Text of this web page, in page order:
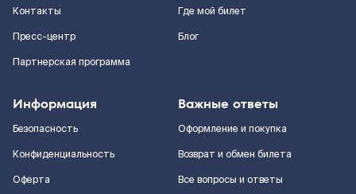
Контакты
Пресс-центр
Партнерская программа
Где мой билет
Блог
Информация
Безопасность
Конфиденциальность
Оферта
Важные ответы
Оформление и покупка
Возврат и обмен билета
Все вопросы и ответы